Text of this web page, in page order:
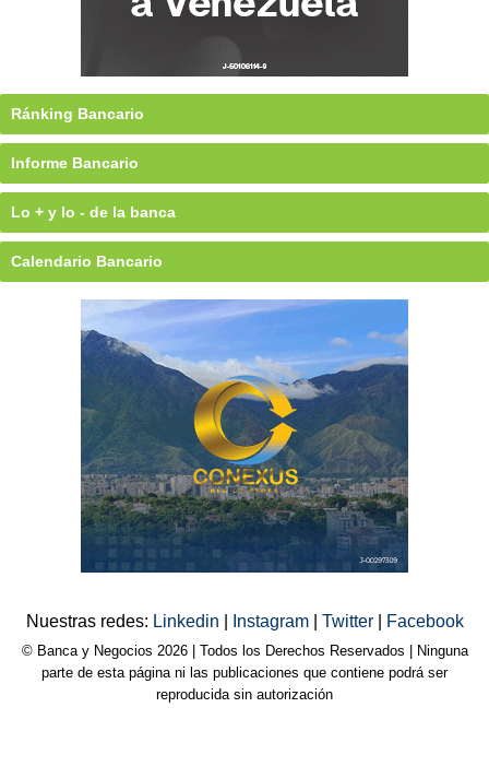
Ránking Bancario
Informe Bancario
Lo + y lo - de la banca
Calendario Bancario
Nuestras redes: Linkedin Instagram Twitter Facebook
© Banca y Negocios 2026 | Todos los Derechos Reservados | Ninguna
parte de esta página ni las publicaciones que contiene podrá ser
reproducida sin autorización